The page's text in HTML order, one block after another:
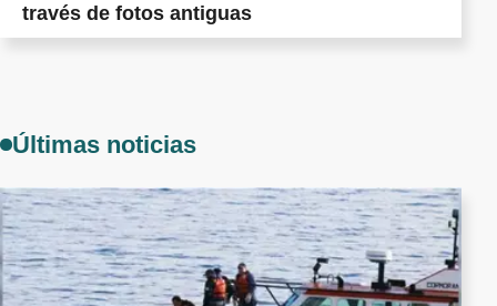
través de fotos antiguas
Últimas noticias